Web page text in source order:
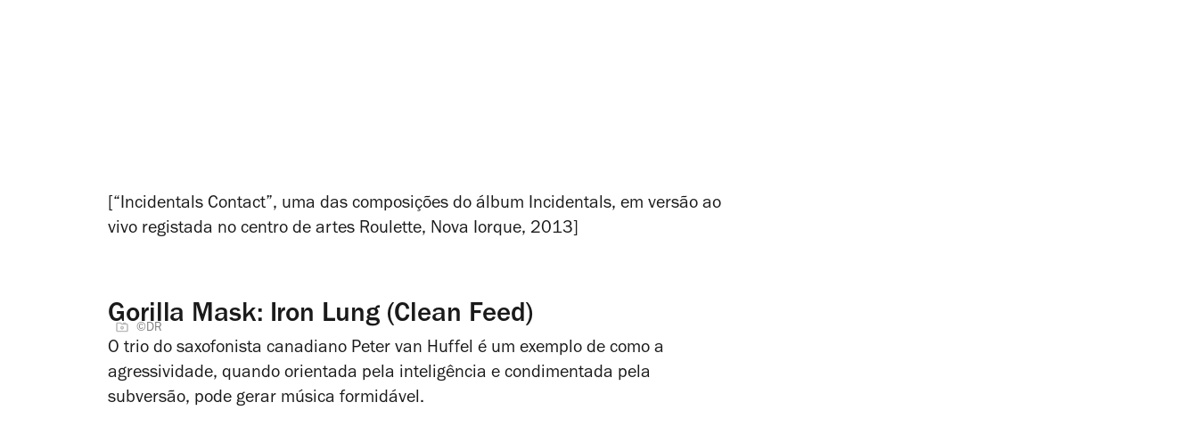
[“Incidentals Contact”, uma das composições do álbum Incidentals, em versão ao
vivo registada no centro de artes Roulette, Nova Iorque, 2013]
Gorilla Mask: Iron Lung (Clean Feed)
©DR
O trio do saxofonista canadiano Peter van Huffel é um exemplo de como a
agressividade, quando orientada pela inteligência e condimentada pela
subversão, pode gerar música formidável.